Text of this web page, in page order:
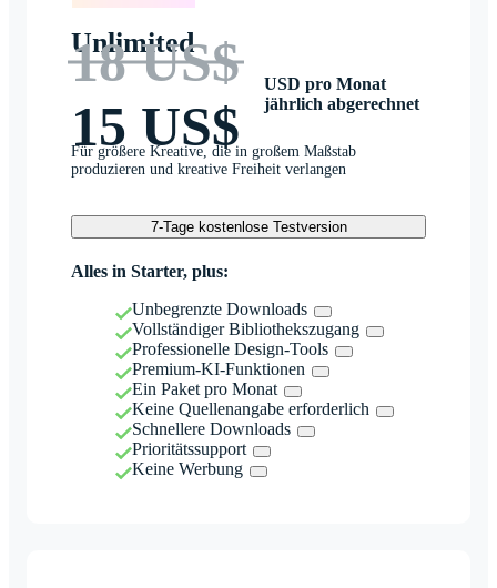
Unlimited
18 US$
15 US$
USD pro Monat
jährlich abgerechnet
Für größere Kreative, die in großem Maßstab
produzieren und kreative Freiheit verlangen
7-Tage kostenlose Testversion
Alles in Starter, plus:
Unbegrenzte Downloads
Vollständiger Bibliothekszugang
Professionelle Design-Tools
Premium-KI-Funktionen
Ein Paket pro Monat
Keine Quellenangabe erforderlich
Schnellere Downloads
Prioritätssupport
Keine Werbung